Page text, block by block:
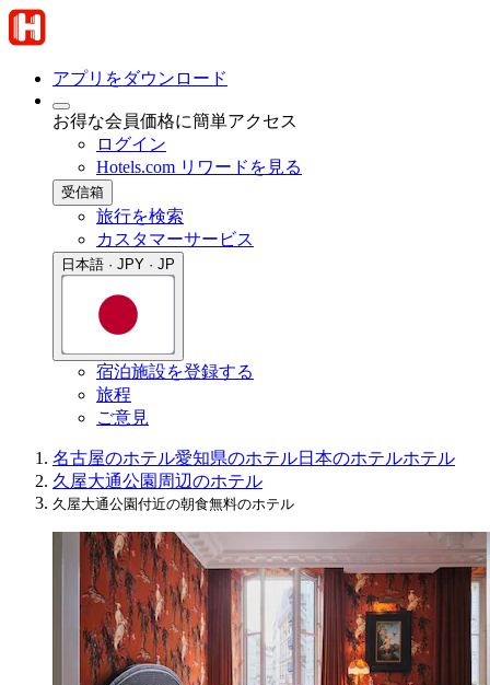
アプリをダウンロード
お得な会員価格に簡単アクセス
ログイン
Hotels.com リワードを見る
受信箱
旅行を検索
カスタマーサービス
日本語 · JPY · JP
宿泊施設を登録する
旅程
ご意見
名古屋のホテル愛知県のホテル日本のホテルホテル
久屋大通公園周辺のホテル
久屋大通公園付近の朝食無料のホテル